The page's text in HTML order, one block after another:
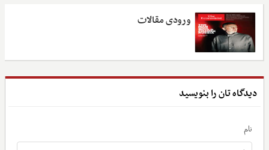
ورودی مقالات
دیدگاه تان را بنویسید
نام